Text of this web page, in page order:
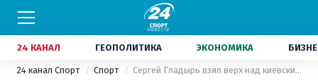
24 КАНАЛ ГЕОПОЛИТИКА ЭКОНОМИКА
24 канал Спорт Спорт Сергей Гладырь взял верх над киевским "Будивельником"